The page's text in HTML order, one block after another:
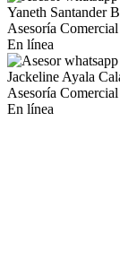
Yaneth Santander
Asesoría Comercial
En línea
Jackeline Ayala
Asesoría Comercial
En línea